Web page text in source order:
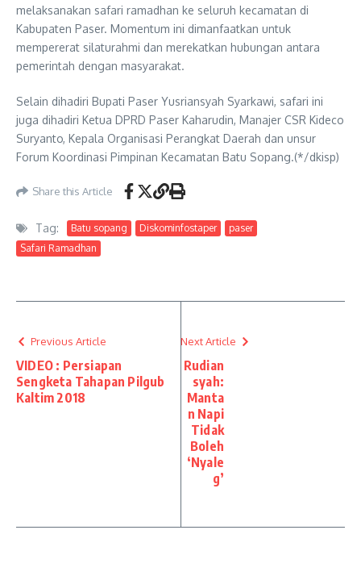
melaksanakan safari ramadhan ke seluruh kecamatan di
Kabupaten Paser. Momentum ini dimanfaatkan untuk
mempererat silaturahmi dan merekatkan hubungan antara
pemerintah dengan masyarakat.
Selain dihadiri Bupati Paser Yusriansyah Syarkawi, safari ini
juga dihadiri Ketua DPRD Paser Kaharudin, Manajer CSR Kideco
Suryanto, Kepala Organisasi Perangkat Daerah dan unsur
Forum Koordinasi Pimpinan Kecamatan Batu Sopang.(*/dkisp)
Share this Article
Tag: Batu sopang Diskominfostaper
paser
Safari Ramadhan
Previous Article
VIDEO : Persiapan
Sengketa Tahapan Pilgub
Kaltim 2018
Next Article
Rudian
syah:
Manta
n Napi
Tidak
Boleh
‘Nyale
g’